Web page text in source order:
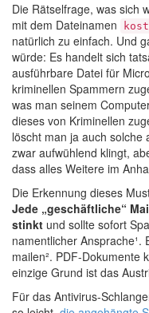
Die Rätselfrage, was sich
mit dem Dateinamen
natürlich zu einfach. Und
würde: Es handelt sich
ausführbare Datei für
kriminellen Spammern
was man seinem
dieses von Kriminellen
löscht man ja auch solche
zwar aufwühlend klingt,
dass alles Weitere im
Die Erkennung dieses
Jede „geschäftliche“
stinkt und sollte sofort
namentlicher Ansprache¹.
mailen². PDF-Dokumente
einzige Grund ist das
Für das Antivirus-